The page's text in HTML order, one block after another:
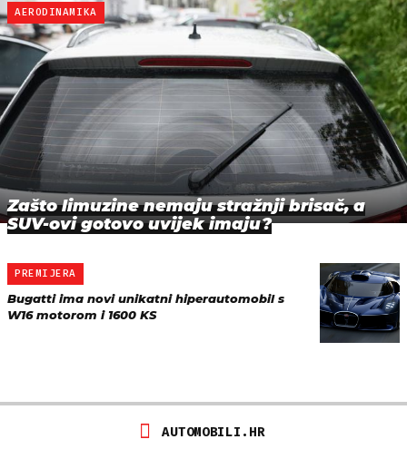
AERODINAMIKA
Zašto limuzine nemaju stražnji brisač, a
SUV-ovi gotovo uvijek imaju?
PREMIJERA
Bugatti ima novi unikatni hiperautomobil s
W16 motorom i 1600 KS